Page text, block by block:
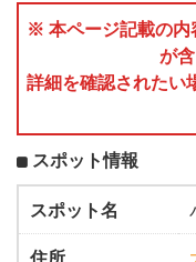
※ 本ページ記載の内
が
詳細を確認されたい
スポット情報
スポット名